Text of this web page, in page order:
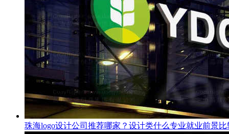
珠海logo设计公司推荐哪家？设计类什么专业就业前景比